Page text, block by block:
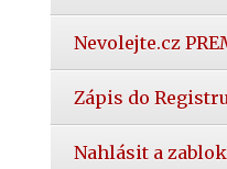
Nevolejte.cz
Zápis do
Nahlásit a